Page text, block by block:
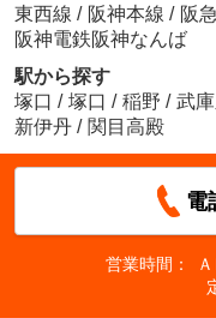
東西線 / 阪神本線 / 阪
阪神電鉄阪神なんば
駅から探す
塚口 / 塚口 / 稲野 / 武
新伊丹 / 関目高殿
電
営業時間：